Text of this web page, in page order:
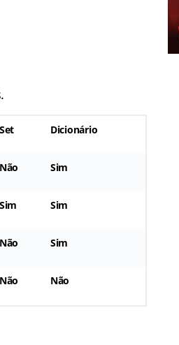
Set Dicionário
Não Sim
Sim Sim
Não Sim
Não Não